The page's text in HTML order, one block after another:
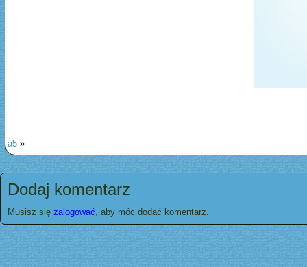
a5 »
Dodaj komentarz
Musisz się zalogować, aby móc dodać komentarz.